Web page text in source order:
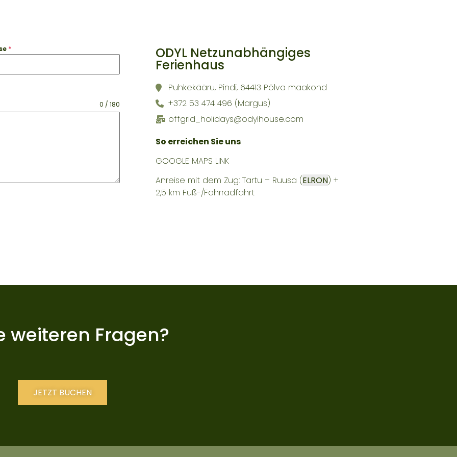
*
0 / 180
ODYL Netzunabhängiges
Ferienhaus
Puhkekääru, Pindi, 64413 Põlva maakond
+372 53 474 496 (Margus)
offgrid_holidays@odylhouse.com
So erreichen Sie uns
GOOGLE MAPS LINK
Anreise mit dem Zug: Tartu – Ruusa (ELRON) +
2,5 km Fuß-/Fahrradfahrt
weiteren Fragen?
JETZT BUCHEN